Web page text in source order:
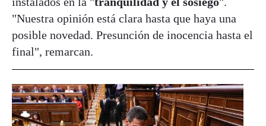
"Nuestra opinión está clara hasta que haya una
posible novedad. Presunción de inocencia hasta el
final", remarcan.